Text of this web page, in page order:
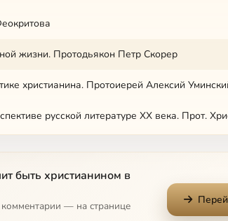
жизни. Протодьякон Петр Скорер
христианина. Протоиерей Алексий
русской литературе XX века. Прот.
Антония Сурожского. Протоиерей
быть христианином в
— на странице